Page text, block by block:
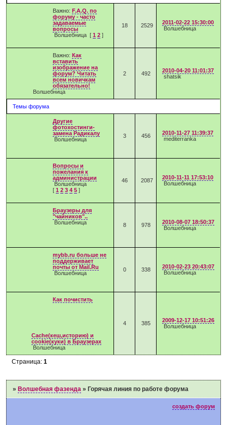
Важно: F.A.Q. по
форуму - часто
задаваемые
вопросы
Волшебница [ 1 2 ]
18 2529
2011-02-22 15:30:00
Волшебница
Важно: Как
вставить
изображение на
форум? Читать
всем новичкам
обязательно!
Волшебница
2 492
2010-04-20 11:01:37
shatsik
Темы форума
Другие
фотохостинги-
замена Радикалу
Волшебница
3 456
2010-11-27 11:39:37
mediterranka
Вопросы и
пожелания к
администрации
Волшебница
[ 1 2 3 4 5 ]
46 2087
2010-11-11 17:53:10
Волшебница
Браузеры для
"чайников"..
Волшебница
8 978
2010-08-07 18:50:37
Волшебница
mybb.ru больше не
поддерживает
почты от Mail.Ru
Волшебница
0 338
2010-02-23 20:43:07
Волшебница
Как почистить
Cache(кеш,историю) и
cookie(куки) в Браузерах
Волшебница
4 385
2009-12-17 10:51:26
Волшебница
Страница:1
»Волшебная фазенда »Горячая линия по работе форума
создать форум